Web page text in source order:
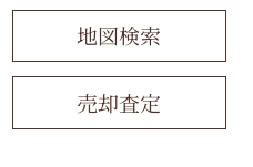
地図検索
売却査定